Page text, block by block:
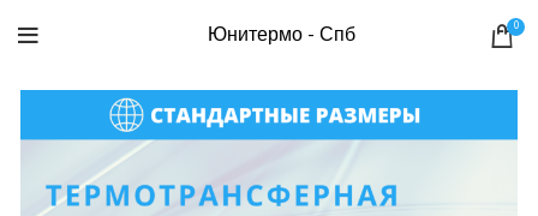
Юнитермо - Спб 0